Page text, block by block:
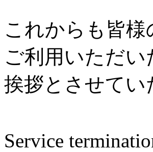
これからも皆
ご利用いただ
挨拶とさせてい
Service